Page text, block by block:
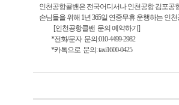
인천공항콜밴은 전국어디서나 인천공항 김포공
손님들을 위해 1년 365일 연중무휴 운행하는 인
[인천공항콜밴 문의 예약하기]
*전화/문자 문의:010-4499-2982
*카톡으로 문의: taxi1600-0425